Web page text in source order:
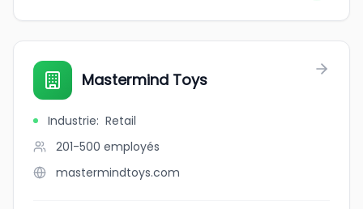
Mastermind Toys
Industrie: Retail
201-500 employés
mastermindtoys.com